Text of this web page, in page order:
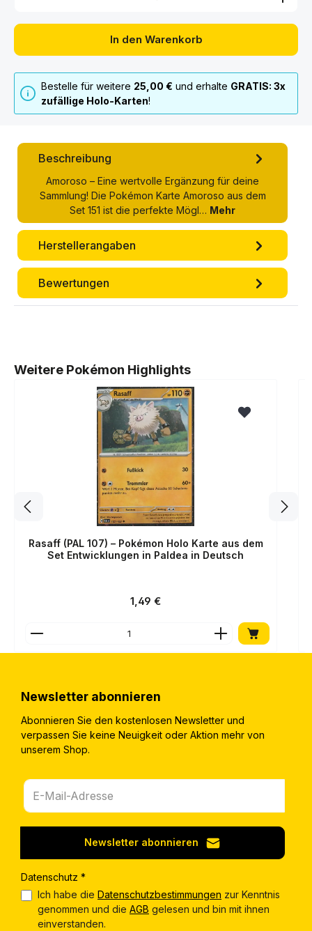
In den Warenkorb
Bestelle für weitere 25,00 € und erhalte GRATIS: 3x
zufällige Holo-Karten!
Beschreibung
Amoroso – Eine wertvolle Ergänzung für deine
Sammlung! Die Pokémon Karte Amoroso aus dem
Set 151 ist die perfekte Mögl… Mehr
Herstellerangaben
Bewertungen
Produktgalerie überspringen
Weitere Pokémon Highlights
Rasaff (PAL 107) – Pokémon Holo Karte aus dem
Set Entwicklungen in Paldea in Deutsch
Regulärer Preis:
1,49 €
Produkt Anzahl: Gib den gewünschten Wert
Newsletter abonnieren
Abonnieren Sie den kostenlosen Newsletter und
verpassen Sie keine Neuigkeit oder Aktion mehr von
unserem Shop.
Newsletter abonnieren
Datenschutz *
Ich habe die Datenschutzbestimmungen zur Kenntnis
genommen und die AGB gelesen und bin mit ihnen
einverstanden.